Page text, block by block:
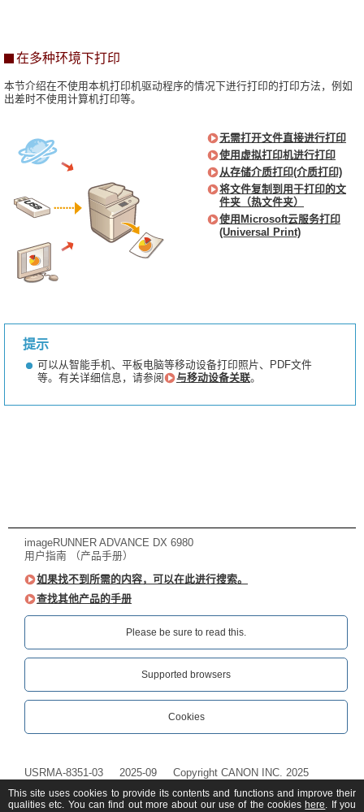
在多种环境下打印
本节介绍在不使用本机打印机驱动程序的情况下进行打印的打印方法，例如
出差时不使用计算机打印等。
无需打开文件直接进行打印
使用虚拟打印机进行打印
从存储介质打印(介质打印)
将文件复制到用于打印的文
件夹（热文件夹）
使用Microsoft云服务打印
(Universal Print)
提示
可以从智能手机、平板电脑等移动设备打印照片、PDF文件
等。有关详细信息，请参阅
与移动设备关联。
imageRUNNER ADVANCE DX 6980
用户指南 （产品手册）
如果找不到所需的内容，可以在此进行搜索。
查找其他产品的手册
Please be sure to read this.‎
Supported browsers
Cookies
USRMA-8351-03 2025-09 Copyright CANON INC. 2025
This site uses cookies to provide its contents and functions and improve their
qualities etc. You can find out more about our use of the cookies here. If you